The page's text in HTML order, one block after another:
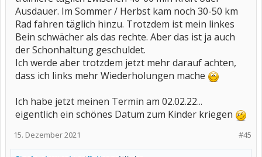
Ausdauer. Im Sommer / Herbst kam noch 30-50 km
Rad fahren täglich hinzu. Trotzdem ist mein linkes
Bein schwächer als das rechte. Aber das ist ja auch
der Schonhaltung geschuldet.
Ich werde aber trotzdem jetzt mehr darauf achten,
dass ich links mehr Wiederholungen mache
Ich habe jetzt meinen Termin am 02.02.22...
eigentlich ein schönes Datum zum Kinder kriegen
#45
15. Dezember 2021